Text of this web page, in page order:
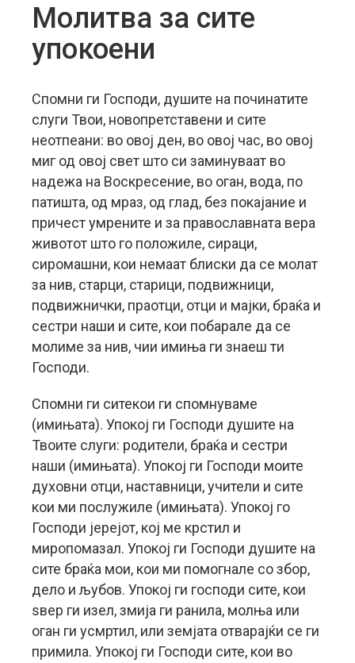
Молитва за сите
упокоени
Спомни ги Господи, душите на починатите
слуги Твои, новопретставени и сите
неотпеани: во овој ден, во овој час, во овој
миг од овој свет што си заминуваат во
надежа на Воскресение, во оган, вода, по
патишта, од мраз, од глад, без покајание и
причест умрените и за православната вера
животот што го положиле, сираци,
сиромашни, кои немаат блиски да се молат
за нив, старци, старици, подвижници,
подвижнички, праотци, отци и мајки, браќа и
сестри наши и сите, кои побарале да се
молиме за нив, чии имиња ги знаеш ти
Господи.
Спомни ги ситекои ги спомнуваме
(имињата). Упокој ги Господи душите на
Твоите слуги: родители, браќа и сестри
наши (имињата). Упокој ги Господи моите
духовни отци, наставници, учители и сите
кои ми послужиле (имињата). Упокој го
Господи јерејот, кој ме крстил и
миропомазал. Упокој ги Господи душите на
сите браќа мои, кои ми помогнале со збор,
дело и љубов. Упокој ги господи сите, кои
ѕвер ги изел, змија ги ранила, молња или
оган ги усмртил, или земјата отварајќи се ги
примила. Упокој ги Господи сите, кои во